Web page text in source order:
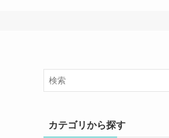
カテゴリから探す